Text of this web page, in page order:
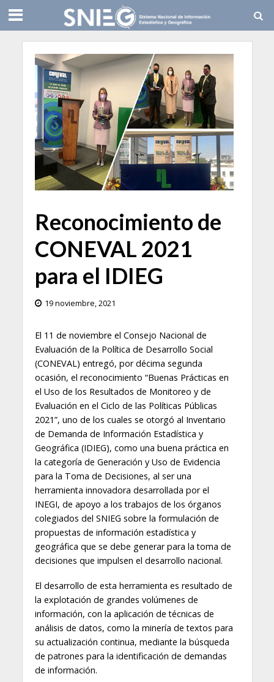
Reconocimiento de
CONEVAL 2021
para el IDIEG
19 noviembre, 2021
El 11 de noviembre el Consejo Nacional de
Evaluación de la Política de Desarrollo Social
(CONEVAL) entregó, por décima segunda
ocasión, el reconocimiento “Buenas Prácticas en
el Uso de los Resultados de Monitoreo y de
Evaluación en el Ciclo de las Políticas Públicas
2021”, uno de los cuales se otorgó al Inventario
de Demanda de Información Estadística y
Geográfica (IDIEG), como una buena práctica en
la categoría de Generación y Uso de Evidencia
para la Toma de Decisiones, al ser una
herramienta innovadora desarrollada por el
INEGI, de apoyo a los trabajos de los órganos
colegiados del SNIEG sobre la formulación de
propuestas de información estadística y
geográfica que se debe generar para la toma de
decisiones que impulsen el desarrollo nacional.
El desarrollo de esta herramienta es resultado de
la explotación de grandes volúmenes de
información, con la aplicación de técnicas de
análisis de datos, como la minería de textos para
su actualización continua, mediante la búsqueda
de patrones para la identificación de demandas
de información.